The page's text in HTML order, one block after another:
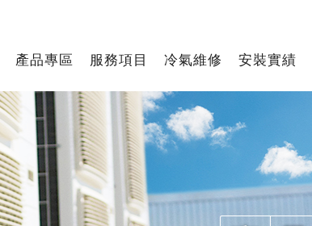
產品專區 服務項目 冷氣維修 安裝實績